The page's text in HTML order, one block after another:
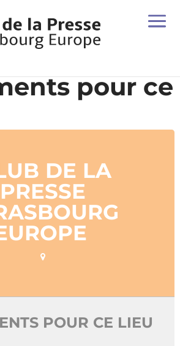
pour ce
DE LA
PRESSE
POUR CE LIEU